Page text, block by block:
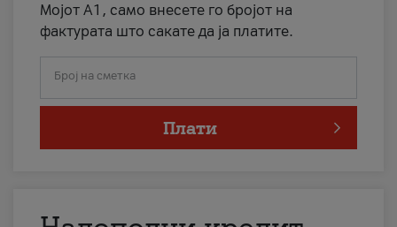
Мојот А1, само внесете го бројот на
фактурата што сакате да ја платите.
Број на сметка
Плати